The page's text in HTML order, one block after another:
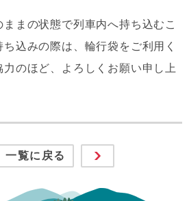
まの状態で列車内へ持ち込むこ
込みの際は、輪行袋をご利用く
のほど、よろしくお願い申し上
一覧に戻る